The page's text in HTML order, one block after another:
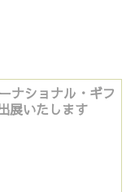
ナショナル・ギフ
展いたします